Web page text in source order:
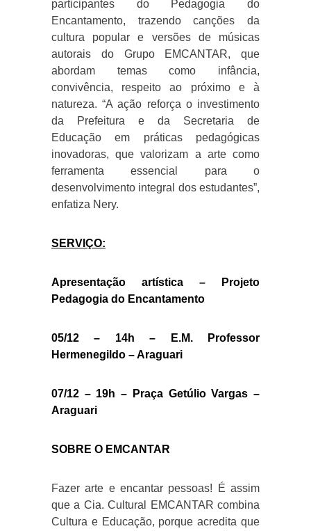
participantes do Pedagogia do
Encantamento, trazendo canções da
cultura popular e versões de músicas
autorais do Grupo EMCANTAR, que
abordam temas como infância,
convivência, respeito ao próximo e à
natureza. “A ação reforça o investimento
da Prefeitura e da Secretaria de
Educação em práticas pedagógicas
inovadoras, que valorizam a arte como
ferramenta essencial para o
desenvolvimento integral dos estudantes”,
enfatiza Nery.
SERVIÇO:
Apresentação artística – Projeto
Pedagogia do Encantamento
05/12 – 14h – E.M. Professor
Hermenegildo – Araguari
07/12 – 19h – Praça Getúlio Vargas –
Araguari
SOBRE O EMCANTAR
Fazer arte e encantar pessoas! É assim
que a Cia. Cultural EMCANTAR combina
Cultura e Educação, porque acredita que